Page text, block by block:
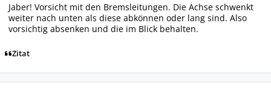
Jaber! Vorsicht mit den Bremsleitungen. Die Achse schwenkt
weiter nach unten als diese abkönnen oder lang sind. Also
vorsichtig absenken und die im Blick behalten.
Zitat